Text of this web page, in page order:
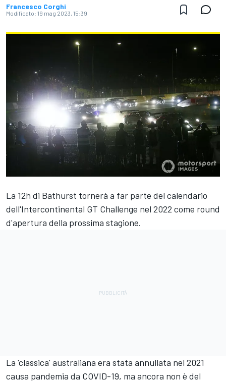
Francesco Corghi
Modificato: 19 mag 2023, 15:39
La 12h di Bathurst tornerà a far parte del calendario
dell'Intercontinental GT Challenge nel 2022 come round
d'apertura della prossima stagione.
La 'classica' australiana era stata annullata nel 2021
causa pandemia da COVID-19, ma ancora non è del